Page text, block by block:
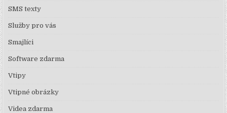
SMS texty
Služby pro vás
Smajlíci
Software zdarma
Vtipy
Vtipné obrázky
Videa zdarma